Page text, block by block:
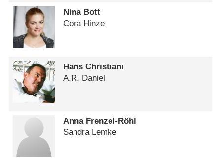
Nina Bott
Cora Hinze
Hans Christiani
A.R. Daniel
Anna Frenzel-Röhl
Sandra Lemke